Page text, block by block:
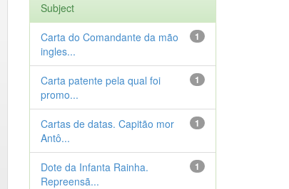
Subject
1
Carta do Comandante da mão
ingles...
1
Carta patente pela qual foi
promo...
1
Cartas de datas. Capitão mor
Antô...
1
Dote da Infanta Rainha.
Repreensã...